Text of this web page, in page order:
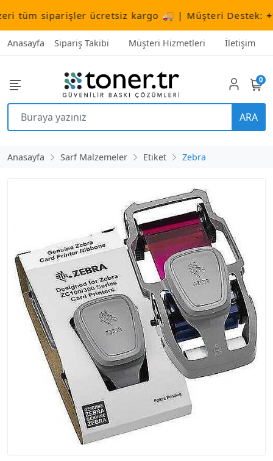
siparişler ücretsiz kargo 🚚 | Müşteri Destek:+90
Anasayfa Sipariş Takibi Müşteri Hizmetleri İletişim
ARA
0
Anasayfa Sarf Malzemeler Etiket Zebra